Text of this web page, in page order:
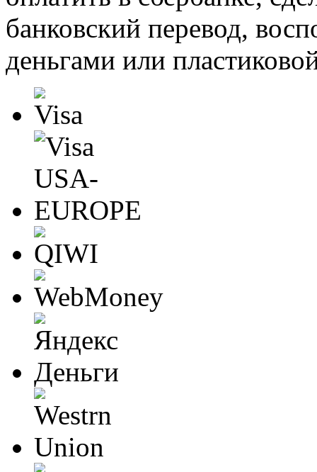
банковский перевод,
деньгами или